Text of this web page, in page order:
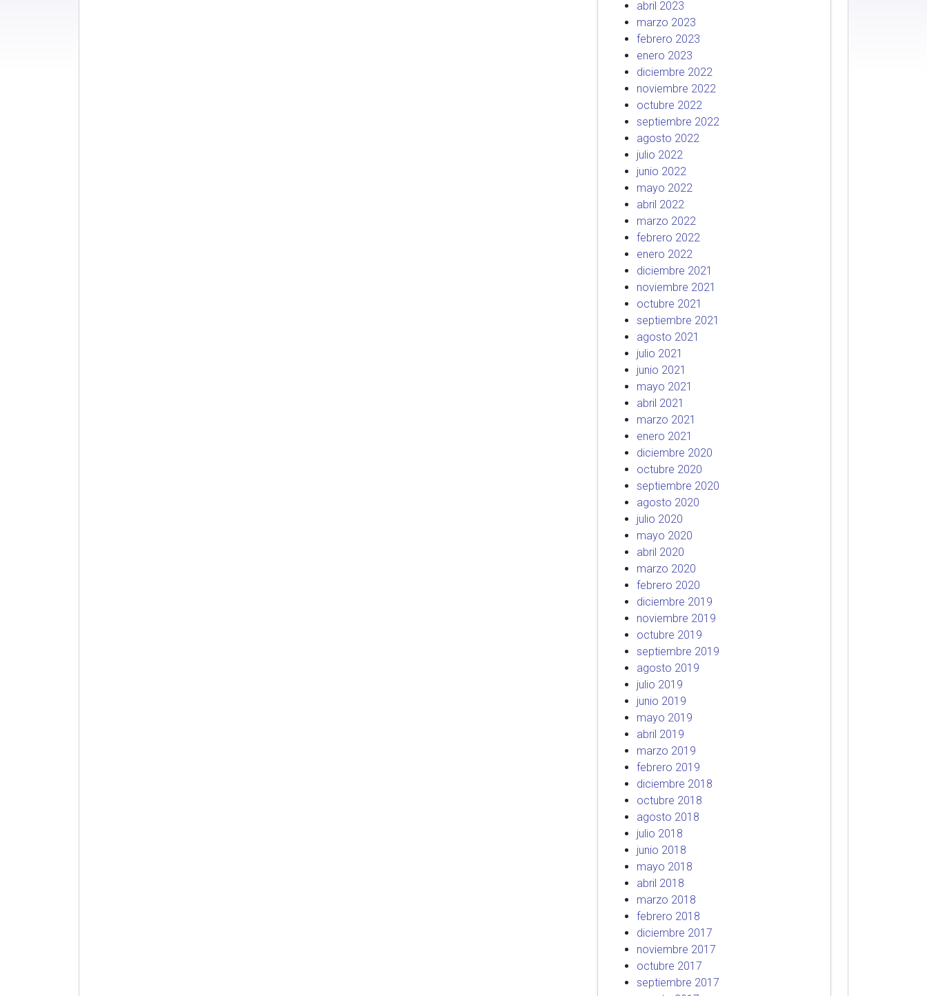
abril 2023
marzo 2023
febrero 2023
enero 2023
diciembre 2022
noviembre 2022
octubre 2022
septiembre 2022
agosto 2022
julio 2022
junio 2022
mayo 2022
abril 2022
marzo 2022
febrero 2022
enero 2022
diciembre 2021
noviembre 2021
octubre 2021
septiembre 2021
agosto 2021
julio 2021
junio 2021
mayo 2021
abril 2021
marzo 2021
enero 2021
diciembre 2020
octubre 2020
septiembre 2020
agosto 2020
julio 2020
mayo 2020
abril 2020
marzo 2020
febrero 2020
diciembre 2019
noviembre 2019
octubre 2019
septiembre 2019
agosto 2019
julio 2019
junio 2019
mayo 2019
abril 2019
marzo 2019
febrero 2019
diciembre 2018
octubre 2018
agosto 2018
julio 2018
junio 2018
mayo 2018
abril 2018
marzo 2018
febrero 2018
diciembre 2017
noviembre 2017
octubre 2017
septiembre 2017